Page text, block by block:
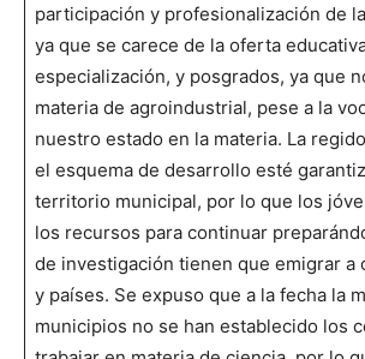
participación y profesionalización de
ya que se carece de la oferta
especialización, y posgrados, ya que
materia de agroindustrial, pese a la
nuestro estado en la materia. La
el esquema de desarrollo esté
territorio municipal, por lo que los
los recursos para continuar
de investigación tienen que emigrar a
y países. Se expuso que a la fecha la
municipios no se han establecido los